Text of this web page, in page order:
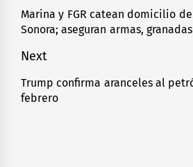
de
entradas
Previous
post:
Marina y FGR catean domicilio de
Sonora; aseguran armas,
Next
Next
post:
Trump confirma aranceles al
febrero